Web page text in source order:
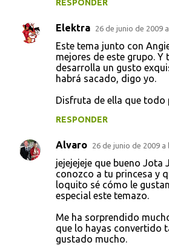
RESPONDER
Elektra 26 de junio de 2009
Este tema junto con
mejores de este grupo. Y
desarrolla un gusto
habrá sacado, digo yo.
Disfruta de ella que todo
RESPONDER
Alvaro 26 de junio de 2009 a
jejejejeje que bueno Jota
conozco a tu princesa y
loquito sé cómo le
especial este temazo.
Me ha sorprendido
que lo hayas convertido
gustado mucho.